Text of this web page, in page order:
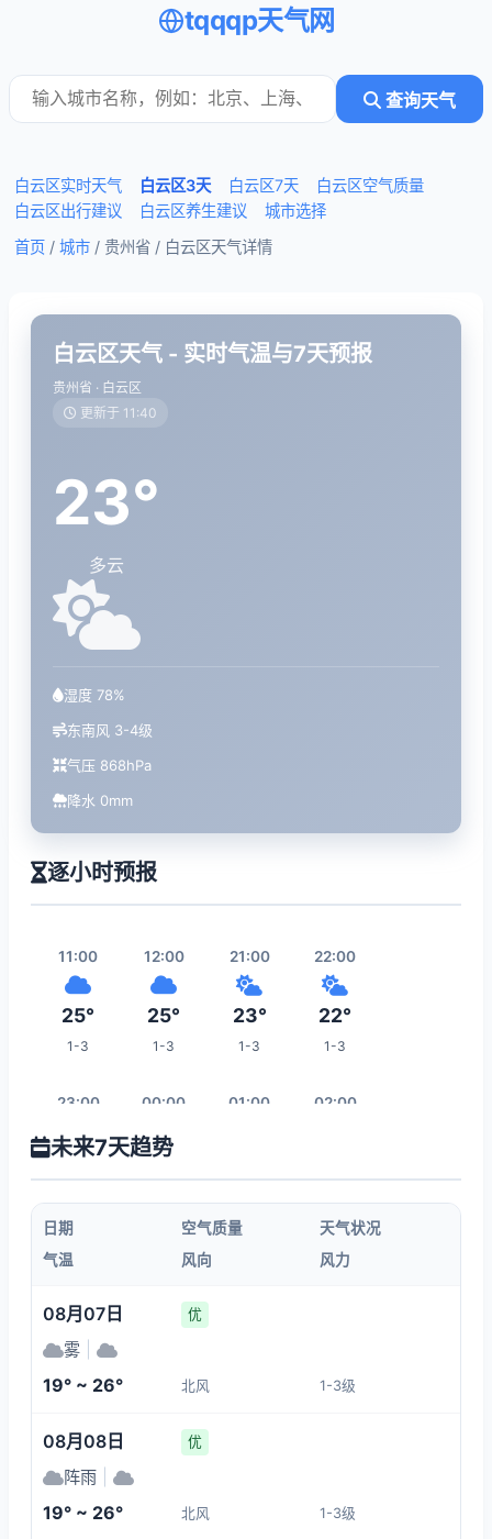
tqqqp天气网
查询天气
白云区实时天气 白云区3天 白云区7天
白云区空气质量
白云区出行建议
白云区养生建议
城市选择
首页 / 城市 / 贵州省 / 白云区天气详情
白云区天气 - 实时气温与7天预报
贵州省 · 白云区
更新于 11:40
23°
多云
湿度 78%
东南风 3-4级
气压 868hPa
降水 0mm
逐小时预报
11:00
25°
1-3
12:00
25°
1-3
21:00
23°
1-3
22:00
22°
1-3
23:00
21°
00:00
21°
01:00 02:00
03:00
20°
1-3
04:00 06:00
13:00
25°
1-3
07:00 09:00
未来7天趋势
日期 空气质量
天气状况
气温
风向 风力
08月07日 优
雾
19° ~ 26° 北风 1-3级
08月08日 优
阵雨
19° ~ 26° 北风 1-3级